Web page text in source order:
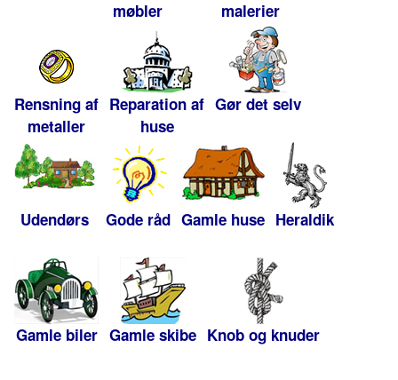
møbler
malerier
Rensning af
metaller
Reparation af
huse
Gør det selv
Udendørs Gode råd Gamle huse Heraldik
Gamle biler Gamle skibe Knob og knuder